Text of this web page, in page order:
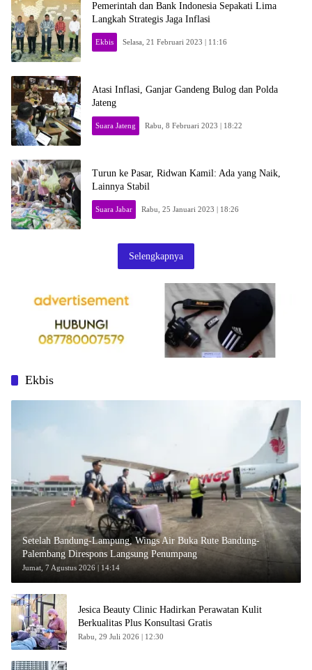
Pemerintah dan Bank Indonesia Sepakati Lima
Langkah Strategis Jaga Inflasi
Ekbis Selasa, 21 Februari 2023 | 11:16
Atasi Inflasi, Ganjar Gandeng Bulog dan Polda
Jateng
Suara Jateng Rabu, 8 Februari 2023 | 18:22
Turun ke Pasar, Ridwan Kamil: Ada yang Naik,
Lainnya Stabil
Suara Jabar Rabu, 25 Januari 2023 | 18:26
Selengkapnya
Ekbis
Setelah Bandung-Lampung, Wings Air Buka Rute Bandung-
Palembang Direspons Langsung Penumpang
Jumat, 7 Agustus 2026 | 14:14
Jesica Beauty Clinic Hadirkan Perawatan Kulit
Berkualitas Plus Konsultasi Gratis
Rabu, 29 Juli 2026 | 12:30